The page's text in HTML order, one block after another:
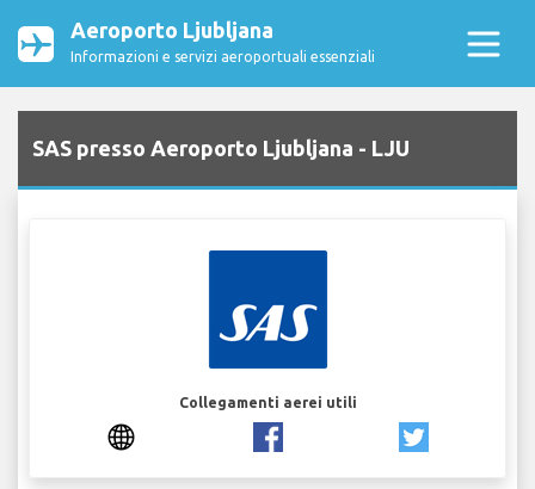
Aeroporto Ljubljana
Informazioni e servizi aeroportuali essenziali
SAS presso Aeroporto Ljubljana - LJU
Collegamenti aerei utili